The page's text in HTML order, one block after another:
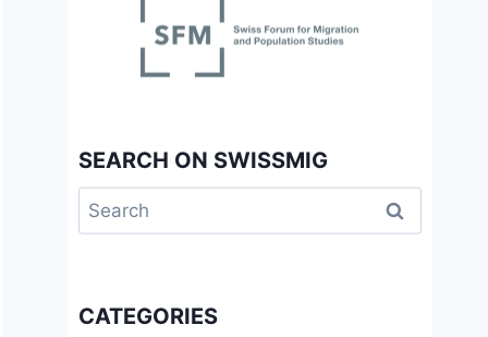
SEARCH ON SWISSMIG
Search
for:
CATEGORIES